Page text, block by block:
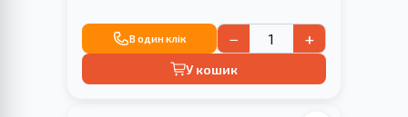
В один клік − +
У кошик